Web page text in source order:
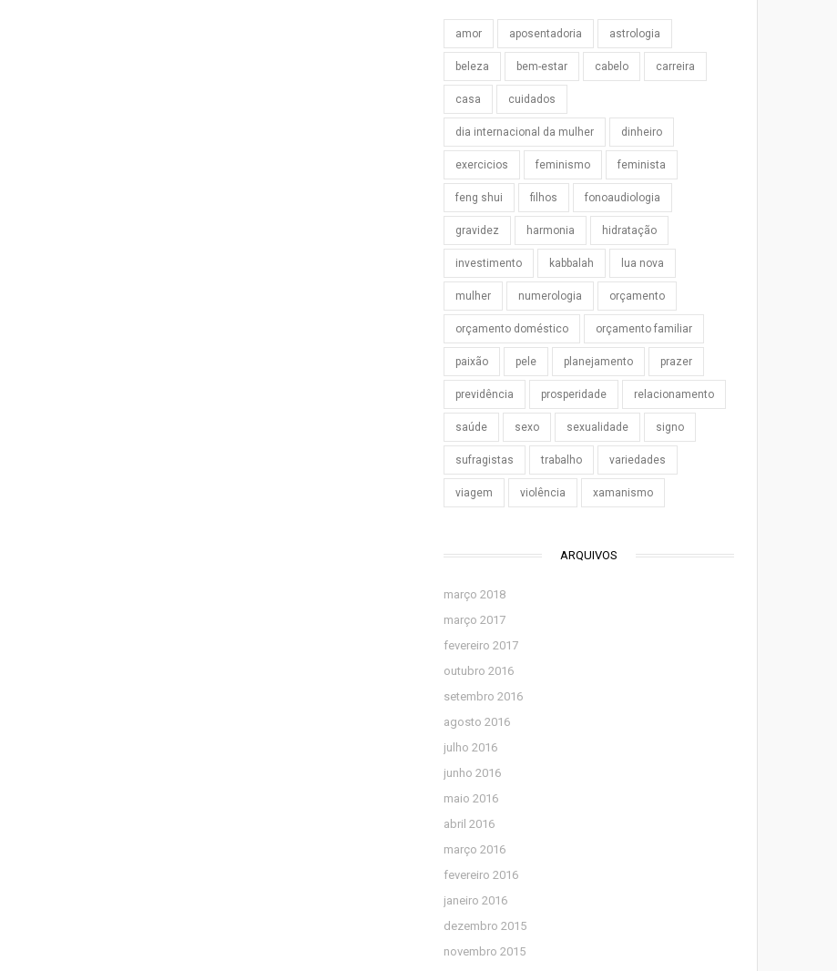
amor aposentadoria astrologia
beleza bem-estar cabelo carreira
casa cuidados
dia internacional da mulher dinheiro
exercicios feminismo feminista
feng shui filhos fonoaudiologia
gravidez harmonia hidratação
investimento kabbalah lua nova
mulher numerologia orçamento
orçamento doméstico orçamento familiar
paixão pele planejamento prazer
previdência prosperidade relacionamento
saúde sexo sexualidade signo
sufragistas trabalho variedades
viagem violência xamanismo
ARQUIVOS
março 2018
março 2017
fevereiro 2017
outubro 2016
setembro 2016
agosto 2016
julho 2016
junho 2016
maio 2016
abril 2016
março 2016
fevereiro 2016
janeiro 2016
dezembro 2015
novembro 2015